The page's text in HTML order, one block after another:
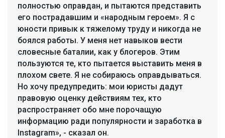
полностью оправдан, и пытаются представить
его пострадавшим и «народным героем». Я с
юности привык к тяжелому труду и никогда не
боялся работы. У меня нет навыков вести
словесные баталии, как у блогеров. Этим
пользуются те, кто пытается выставить меня в
плохом свете. Я не собираюсь оправдываться.
Но хочу предупредить: мои юристы дадут
правовую оценку действиям тех, кто
распространяет обо мне порочащую
информацию ради популярности и заработка в
Instagram», - сказал он.